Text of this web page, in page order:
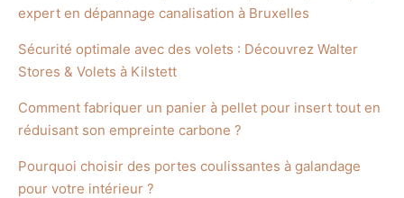
expert en dépannage canalisation à Bruxelles
Sécurité optimale avec des volets : Découvrez Walter
Stores & Volets à Kilstett
Comment fabriquer un panier à pellet pour insert tout en
réduisant son empreinte carbone ?
Pourquoi choisir des portes coulissantes à galandage
pour votre intérieur ?